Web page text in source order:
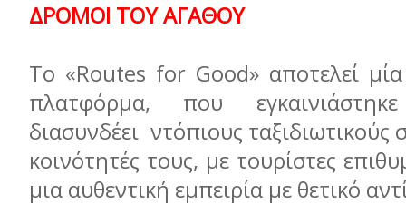
ΔΡΟΜΟΙ ΤΟΥ ΑΓΑΘΟΥ
Το «Routes for Good» αποτελεί
πλατφόρμα, που
διασυνδέει ντόπιους ταξιδιωτικούς
κοινότητές τους, με τουρίστες
μια αυθεντική εμπειρία με θετικό